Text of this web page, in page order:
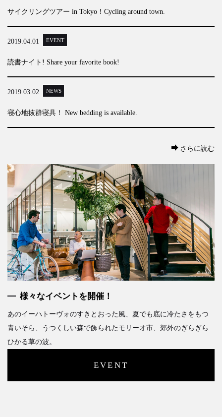
サイクリングツアー in Tokyo！Cycling around town.
2019.04.01 EVENT
読書ナイト! Share your favorite book!
2019.03.02 NEWS
寝心地抜群寝具！ New bedding is available.
さらに読む
様々なイベントを開催！
あのイーハトーヴォのすきとおった風、夏でも底に冷たさをもつ
青いそら、うつくしい森で飾られたモリーオ市、郊外のぎらぎら
ひかる草の波。
EVENT